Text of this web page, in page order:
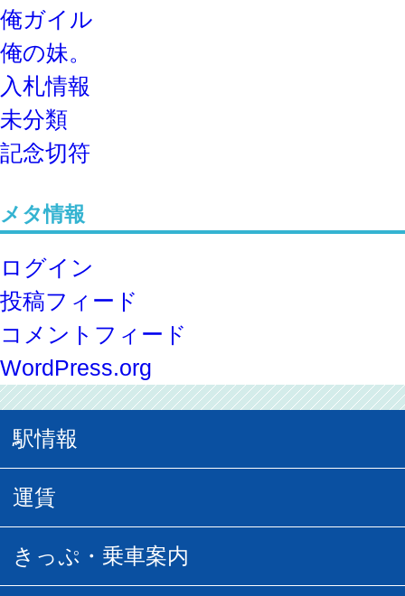
俺ガイル
俺の妹。
入札情報
未分類
記念切符
メタ情報
ログイン
投稿フィード
コメントフィード
WordPress.org
駅情報
駅情報
所要時間
運賃
普通運賃
きっぷ・乗車案内